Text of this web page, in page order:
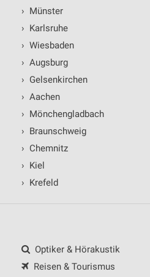
› Münster
› Karlsruhe
› Wiesbaden
› Augsburg
› Gelsenkirchen
› Aachen
› Mönchengladbach
› Braunschweig
› Chemnitz
› Kiel
› Krefeld
Optiker & Hörakustik
Reisen & Tourismus